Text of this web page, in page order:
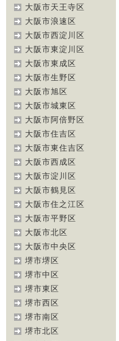
大阪市天王寺区
大阪市浪速区
大阪市西淀川区
大阪市東淀川区
大阪市東成区
大阪市生野区
大阪市旭区
大阪市城東区
大阪市阿倍野区
大阪市住吉区
大阪市東住吉区
大阪市西成区
大阪市淀川区
大阪市鶴見区
大阪市住之江区
大阪市平野区
大阪市北区
大阪市中央区
堺市堺区
堺市中区
堺市東区
堺市西区
堺市南区
堺市北区